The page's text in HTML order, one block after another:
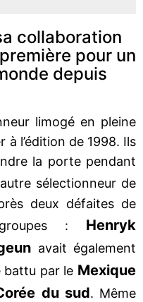
collaboration
pour un
depuis
limogé en pleine
l’édition de 1998. Ils
la porte pendant
sélectionneur de
deux défaites de
: Henryk
avait également
battu par le Mexique
du sud. Même